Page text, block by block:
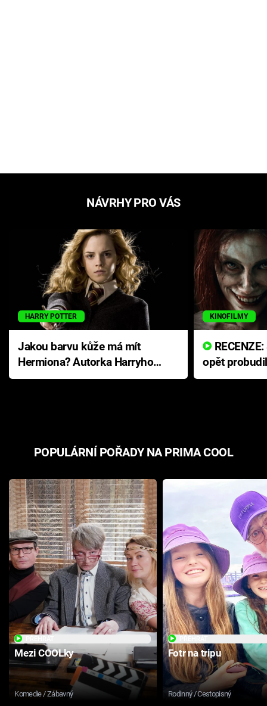
NÁVRHY PRO VÁS
HARRY POTTER
Jakou barvu kůže má mít
Hermiona? Autorka Harryho
Pottera přišla s ráznou
KINOFILMY
opět
přichází s
POPULÁRNÍ POŘADY NA PRIMA COOL
Mezi COOLky
Komedie / Zábavný
Fotr na tripu
Rodinný / Cestopisný